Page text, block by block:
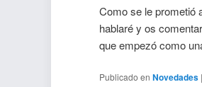
Como se le prometió
hablaré y os
que empezó como
Publicado en Novedades |